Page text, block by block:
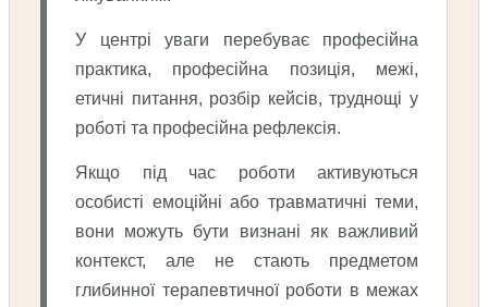
У центрі уваги перебуває професійна
практика, професійна позиція, межі,
етичні питання, розбір кейсів, труднощі у
роботі та професійна рефлексія.
Якщо під час роботи активуються
особисті емоційні або травматичні теми,
вони можуть бути визнані як важливий
контекст, але не стають предметом
глибинної терапевтичної роботи в межах